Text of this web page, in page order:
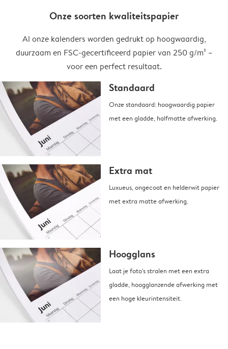
Onze soorten kwaliteitspapier
Al onze kalenders worden gedrukt op hoogwaardig,
duurzaam en FSC-gecertificeerd papier van 250 g/m² –
voor een perfect resultaat.
Standaard
Onze standaard: hoogwaardig papier
met een gladde, halfmatte afwerking.
Extra mat
Luxueus, ongecoat en helderwit papier
met extra matte afwerking.
Hoogglans
Laat je foto's stralen met een extra
gladde, hoogglanzende afwerking met
een hoge kleurintensiteit.